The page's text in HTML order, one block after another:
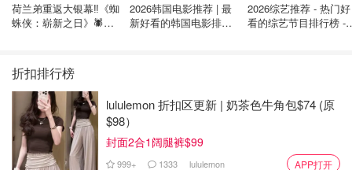
Miability 1.4w
封面：/luigi alvarez/pexels
荷兰弟重返大银幕‼️《蜘
蛛侠：崭新之日》🕷️北
2026韩国电影推荐 | 最
新好看的韩国电影排行
2026综艺推荐 - 热门好
看的综艺节目排行榜 -
折扣排行榜
lululemon 折扣区更新 | 奶茶色牛角包$74 (原
$98）
封面2合1阔腿裤$99
999+ 1333 lululemon APP打开